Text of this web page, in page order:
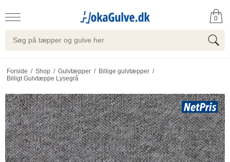
0
Forside / Shop / Gulvtæpper / Billige gulvtæpper /
Billigt Gulvtæppe Lysegrå